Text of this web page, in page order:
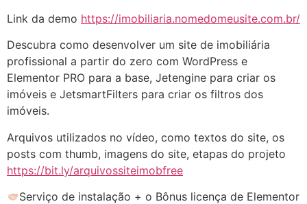
Link da demo https://imobiliaria.nomedomeusite.com.br/
Descubra como desenvolver um site de imobiliária
profissional a partir do zero com WordPress e
Elementor PRO para a base, Jetengine para criar os
imóveis e JetsmartFilters para criar os filtros dos
imóveis.
Arquivos utilizados no vídeo, como textos do site, os
posts com thumb, imagens do site, etapas do projeto
https://bit.ly/arquivossiteimobfree
Serviço de instalação + o Bônus licença de Elementor